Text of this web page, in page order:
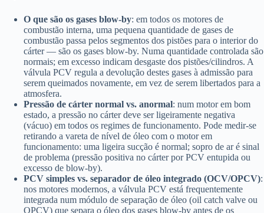
O que são os gases blow-by: em todos os motores de
combustão interna, uma pequena quantidade de gases de
combustão passa pelos segmentos dos pistões para o interior do
cárter — são os gases blow-by. Numa quantidade controlada são
normais; em excesso indicam desgaste dos pistões/cilindros. A
válvula PCV regula a devolução destes gases à admissão para
serem queimados novamente, em vez de serem libertados para a
atmosfera.
Pressão de cárter normal vs. anormal: num motor em bom
estado, a pressão no cárter deve ser ligeiramente negativa
(vácuo) em todos os regimes de funcionamento. Pode medir-se
retirando a vareta de nível de óleo com o motor em
funcionamento: uma ligeira sucção é normal; sopro de ar é sinal
de problema (pressão positiva no cárter por PCV entupida ou
excesso de blow-by).
PCV simples vs. separador de óleo integrado (OCV/OPCV):
nos motores modernos, a válvula PCV está frequentemente
integrada num módulo de separação de óleo (oil catch valve ou
OPCV) que separa o óleo dos gases blow-by antes de os